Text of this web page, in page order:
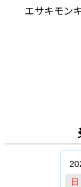
エサキモン
日